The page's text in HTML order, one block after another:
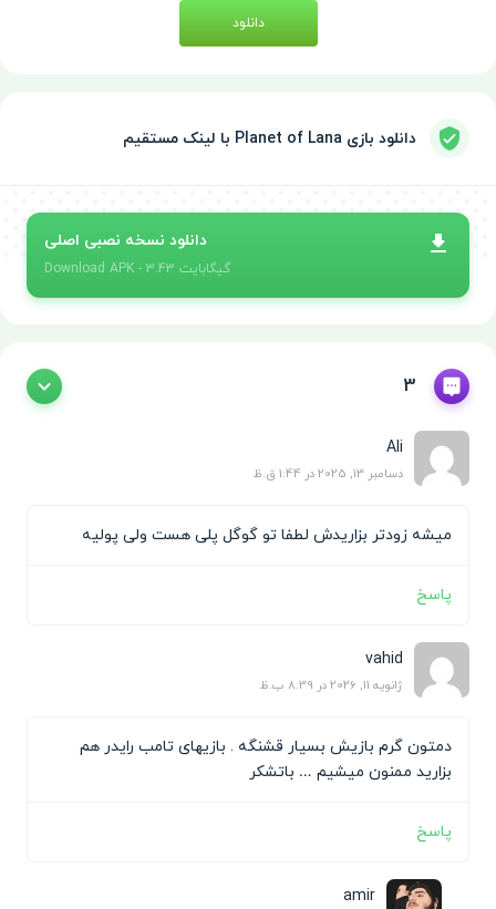
دانلود
دانلود بازی Planet of Lana با لینک مستقیم
دانلود نسخه نصبی اصلی
Download APK - 3.43 گیگابایت
3
Ali
دسامبر 13, 2025 در 1:44 ق.ظ
میشه زودتر بزاریدش لطفا تو گوگل پلی هست ولی پولیه
پاسخ
vahid
ژانویه 11, 2026 در 8:39 ب.ظ
دمتون گرم بازیش بسیار قشنگه . بازیهای تامب رایدر هم
بزارید ممنون میشیم … باتشکر
پاسخ
amir